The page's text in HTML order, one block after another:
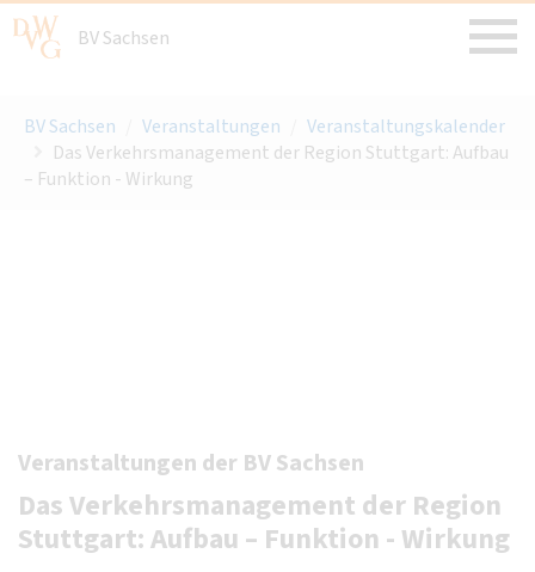
BV Sachsen
BV Sachsen Veranstaltungen
Veranstaltungskalender
Das Verkehrsmanagement der Region Stuttgart: Aufbau
– Funktion - Wirkung
Veranstaltungen der BV Sachsen
Das Verkehrsmanagement der Region
Stuttgart: Aufbau – Funktion - Wirkung